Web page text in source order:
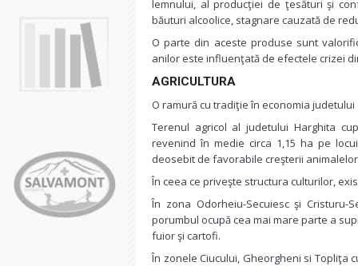
lemnului, al producţiei de ţesături şi
băuturi alcoolice, stagnare cauzată de
O parte din aceste produse sunt
anilor este influenţată de efectele crizei
AGRICULTURA
O ramură cu tradiţie în economia
Terenul agricol al judetului Harghita
revenind în medie circa 1,15 ha pe
deosebit de favorabile creşterii
În ceea ce priveşte structura culturilor,
În zona Odorheiu-Secuiesc şi
porumbul ocupă cea mai mare parte a
fuior şi cartofi.
În zonele Ciucului, Gheorgheni si Topliţa